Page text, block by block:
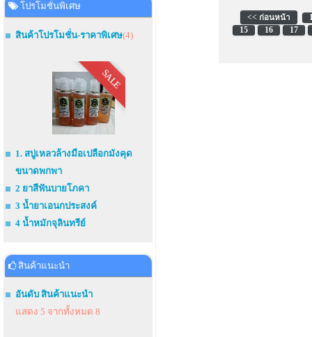
โปรโมชั่นพิเศษ
สินค้าโปรโมชั่น-ราคาพิเศษ(4)
SALE
1. สบู่เหลวล้างมือเปลือกมังคุด
ขนาดพกพา
2 ยาสีฟันบายโภคา
3 น้ำยาเอนกประสงค์
4 น้ำหมักจุลินทรีย์
สินค้าแนะนำ
อันดับ สินค้าแนะนำ
แสดง 5 จากทั้งหมด 8
<< ก่อนหน้า
15
16 17